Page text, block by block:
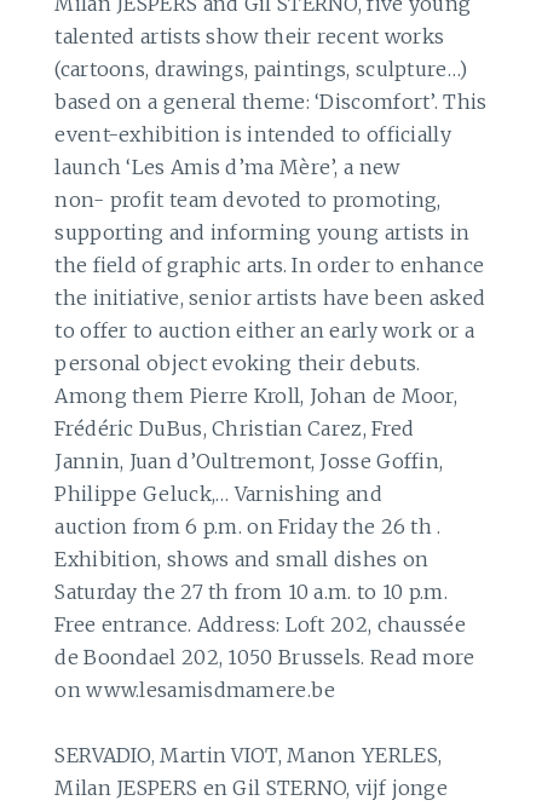
talented artists show their recent works
(cartoons, drawings, paintings, sculpture…)
based on a general theme: ‘Discomfort’. This
event-exhibition is intended to officially
launch ‘Les Amis d’ma Mère’, a new
non- profit team devoted to promoting,
supporting and informing young artists in
the field of graphic arts. In order to enhance
the initiative, senior artists have been asked
to offer to auction either an early work or a
personal object evoking their debuts.
Among them Pierre Kroll, Johan de Moor,
Frédéric DuBus, Christian Carez, Fred
Jannin, Juan d’Oultremont, Josse Goffin,
Philippe Geluck,… Varnishing and
auction from 6 p.m. on Friday the 26 th .
Exhibition, shows and small dishes on
Saturday the 27 th from 10 a.m. to 10 p.m.
Free entrance. Address: Loft 202, chaussée
de Boondael 202, 1050 Brussels. Read more
on www.lesamisdmamere.be
SERVADIO, Martin VIOT, Manon YERLES,
Milan JESPERS en Gil STERNO, vijf jonge